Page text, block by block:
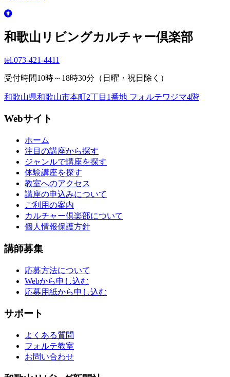
和歌山リビングカルチャー倶楽部
tel.073-421-4411
受付時間10時～18時30分（日曜・祝日除く）
和歌山県和歌山市本町2丁目1番地 フォルテワジマ4階
Webサイト
ホーム
注目の講座から探す
ジャンルで講座を探す
体験講座を探す
教室へのアクセス
講座の申込みについて
ご利用の案内
カルチャー倶楽部について
個人情報保護方針
講師募集
応募方法について
Webから申し込む
応募用紙から申し込む
サポート
よくある質問
フォルテ教室
お問い合わせ